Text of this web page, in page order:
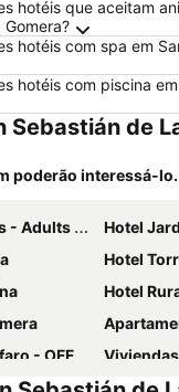
hotéis que aceitam
hotéis com spa em
hotéis com piscina
Sebastián de
poderão interessá-
Hotel
Hotel
Hotel
HOTEL
Viviendas